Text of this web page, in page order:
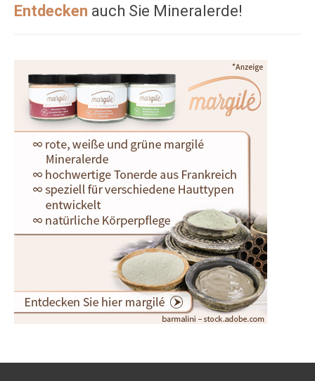
Entdecken auch Sie Mineralerde!